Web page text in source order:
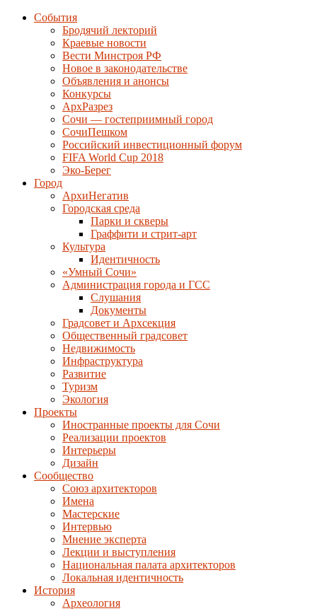
События
Бродячий лекторий
Краевые новости
Вести Минстроя РФ
Новое в законодательстве
Объявления и анонсы
Конкурсы
АрхРазрез
Сочи — гостеприимный город
СочиПешком
Российский инвестиционный форум
FIFA World Cup 2018
Эко-Берег
Город
АрхиНегатив
Городская среда
Парки и скверы
Граффити и стрит-арт
Культура
Идентичность
«Умный Сочи»
Администрация города и ГСС
Слушания
Документы
Градсовет и Архсекция
Общественный градсовет
Недвижимость
Инфраструктура
Развитие
Туризм
Экология
Проекты
Иностранные проекты для Сочи
Реализации проектов
Интерьеры
Дизайн
Сообщество
Союз архитекторов
Имена
Мастерские
Интервью
Мнение эксперта
Лекции и выступления
Национальная палата архитекторов
Локальная идентичность
История
Археология